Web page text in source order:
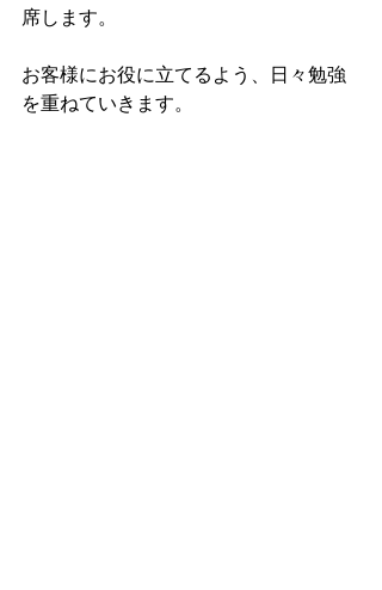
席します。
お客様にお役に立てるよう、日々勉強
を重ねていきます。